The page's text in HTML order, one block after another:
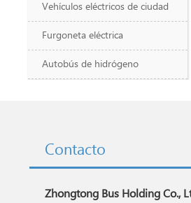
Vehículos eléctricos de ciudad
Furgoneta eléctrica
Autobús de hidrógeno
Contacto
Zhongtong Bus Holding Co.,